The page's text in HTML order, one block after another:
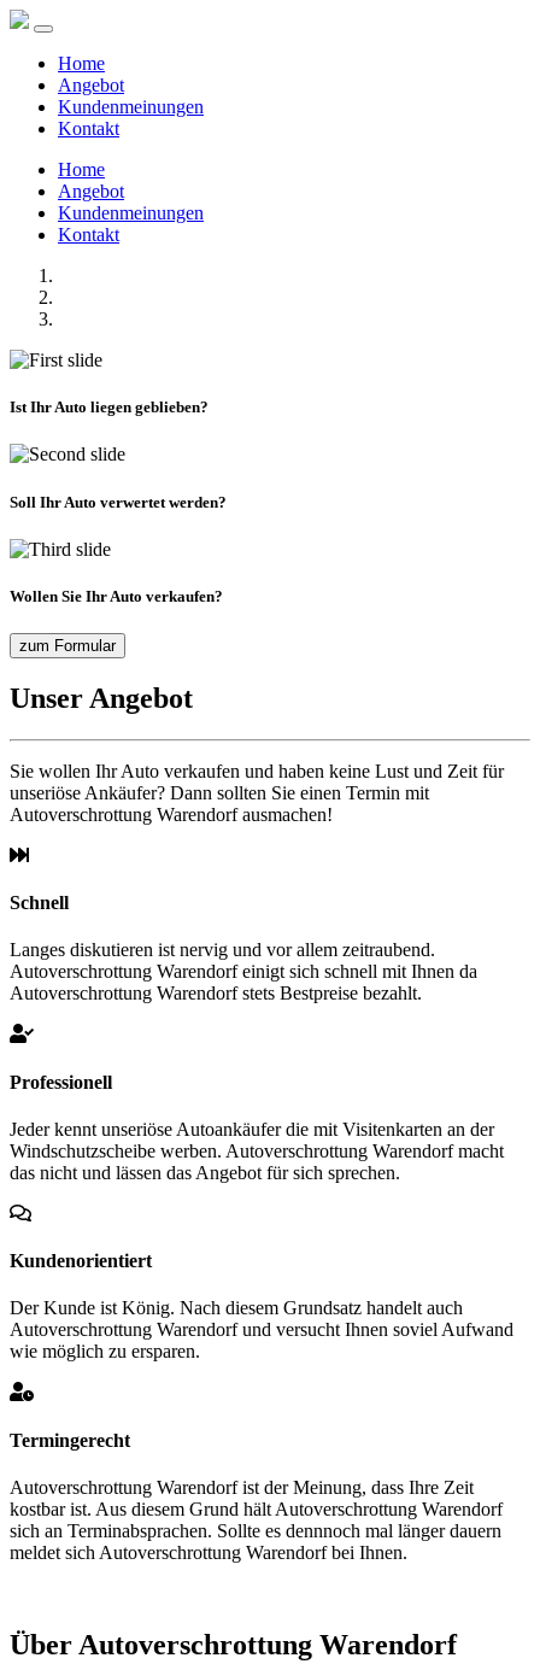
Home
Angebot
Kundenmeinungen
Kontakt
Home
Angebot
Kundenmeinungen
Kontakt
Ist Ihr Auto liegen geblieben?
Soll Ihr Auto verwertet werden?
Wollen Sie Ihr Auto verkaufen?
zum Formular
Unser Angebot
Sie wollen Ihr Auto verkaufen und haben keine Lust und Zeit für
unseriöse Ankäufer? Dann sollten Sie einen Termin mit
Autoverschrottung Warendorf ausmachen!
Schnell
Langes diskutieren ist nervig und vor allem zeitraubend.
Autoverschrottung Warendorf einigt sich schnell mit Ihnen da
Autoverschrottung Warendorf stets Bestpreise bezahlt.
Professionell
Jeder kennt unseriöse Autoankäufer die mit Visitenkarten an der
Windschutzscheibe werben. Autoverschrottung Warendorf macht
das nicht und lässen das Angebot für sich sprechen.
Kundenorientiert
Der Kunde ist König. Nach diesem Grundsatz handelt auch
Autoverschrottung Warendorf und versucht Ihnen soviel Aufwand
wie möglich zu ersparen.
Termingerecht
Autoverschrottung Warendorf ist der Meinung, dass Ihre Zeit
kostbar ist. Aus diesem Grund hält Autoverschrottung Warendorf
sich an Terminabsprachen. Sollte es dennnoch mal länger dauern
meldet sich Autoverschrottung Warendorf bei Ihnen.
Über Autoverschrottung Warendorf